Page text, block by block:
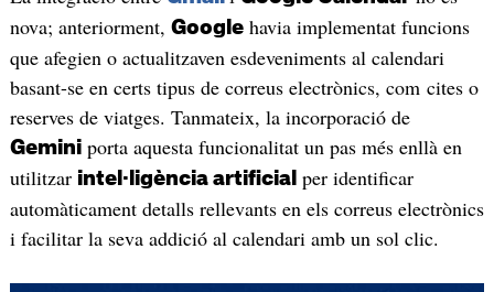
nova; anteriorment, Googlehavia implementat funcions
que afegien o actualitzaven esdeveniments al calendari
basant-se en certs tipus de correus electrònics, com cites o
reserves de viatges. Tanmateix, la incorporació de
Geminiporta aquesta funcionalitat un pas més enllà en
utilitzar intel·ligència artificial per identificar
automàticament detalls rellevants en els correus electrònics
i facilitar la seva addició al calendari amb un sol clic.